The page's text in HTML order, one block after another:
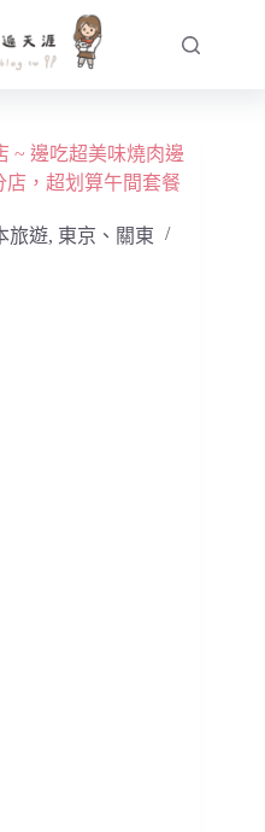
~ 邊吃超美味燒肉邊
店，超划算午間套餐
旅遊, 東京、關東